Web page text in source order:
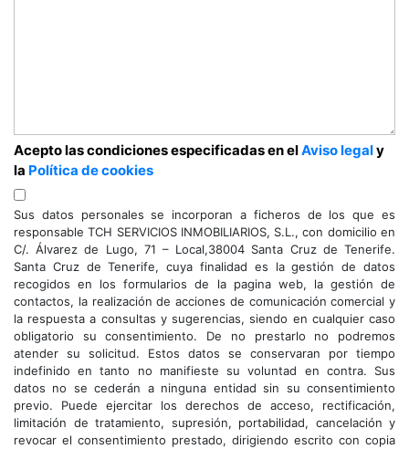
Acepto las condiciones especificadas en elAviso legaly
la Política de cookies
Sus datos personales se incorporan a ficheros de los que es
responsable TCH SERVICIOS INMOBILIARIOS, S.L., con domicilio en
C/. Álvarez de Lugo, 71 – Local,38004 Santa Cruz de Tenerife.
Santa Cruz de Tenerife, cuya finalidad es la gestión de datos
recogidos en los formularios de la pagina web, la gestión de
contactos, la realización de acciones de comunicación comercial y
la respuesta a consultas y sugerencias, siendo en cualquier caso
obligatorio su consentimiento. De no prestarlo no podremos
atender su solicitud. Estos datos se conservaran por tiempo
indefinido en tanto no manifieste su voluntad en contra. Sus
datos no se cederán a ninguna entidad sin su consentimiento
previo. Puede ejercitar los derechos de acceso, rectificación,
limitación de tratamiento, supresión, portabilidad, cancelación y
revocar el consentimiento prestado, dirigiendo escrito con copia